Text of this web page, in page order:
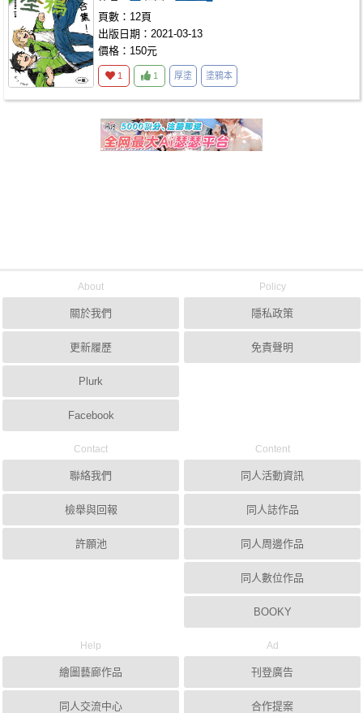
頁數：12頁
出版日期：2021-03-13
價格：150元
1 1 厚塗 塗鴉本
About
關於我們
更新履歷
Plurk
Facebook
Policy
隱私政策
免責聲明
Contact
聯絡我們
檢舉與回報
許願池
Content
同人活動資訊
同人誌作品
同人周邊作品
同人數位作品
BOOKY
Help
繪圖藝廊作品
同人交流中心
Ad
刊登廣告
合作提案